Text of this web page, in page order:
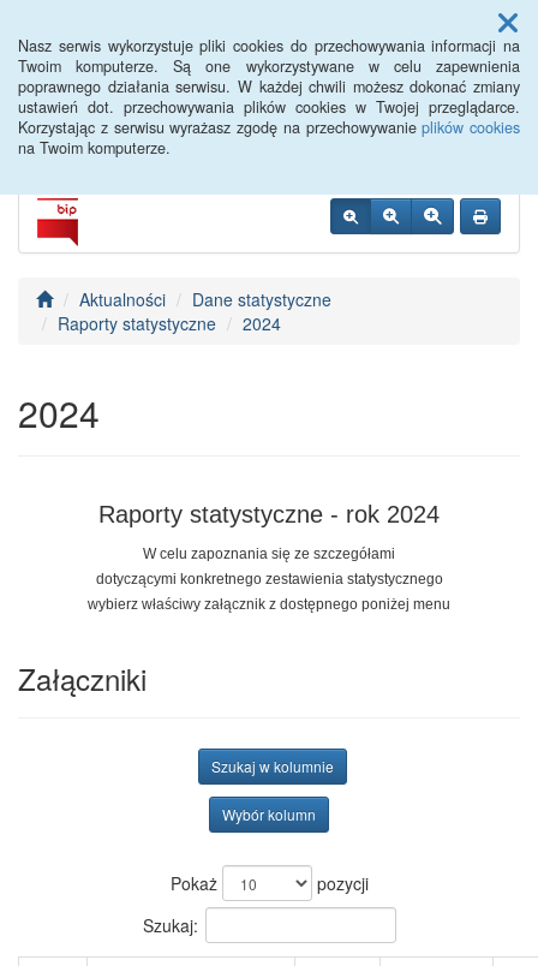
Nasz serwis wykorzystuje pliki cookies do przechowywania informacji na
Twoim komputerze. Są one wykorzystywane w celu zapewnienia
poprawnego działania serwisu. W każdej chwili możesz dokonać zmiany
ustawień dot. przechowywania plików cookies w Twojej przeglądarce.
Korzystając z serwisu wyrażasz zgodę na przechowywanieplików cookies
na Twoim komputerze.
Menu
PUP Opole
Aktualności
Dane statystyczne
Raporty statystyczne
2024
2024
Raporty statystyczne - rok 2024
W celu zapoznania się ze szczegółami
dotyczącymi konkretnego zestawienia statystycznego
wybierz właściwy załącznik z dostępnego poniżej menu
Załączniki
Szukaj w kolumnie
Wybór kolumn
Pokaż
pozycji
Szukaj: